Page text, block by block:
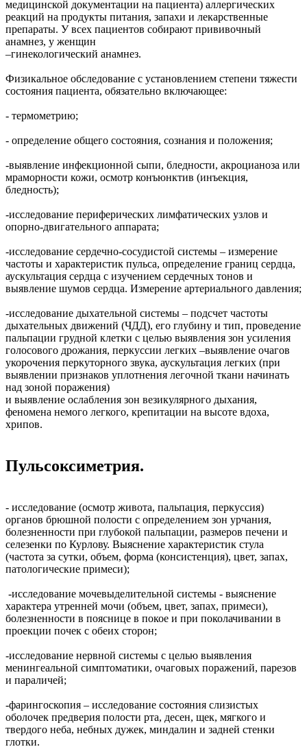
медицинской документации на пациента) аллергических
реакций на продукты питания, запахи и лекарственные
препараты. У всех пациентов собирают прививочный
анамнез, у женщин
–гинекологический анамнез.
Физикальное обследование с установлением степени тяжести
состояния пациента, обязательно включающее:
- термометрию;
- определение общего состояния, сознания и положения;
-выявление инфекционной сыпи, бледности, акроцианоза или
мраморности кожи, осмотр конъюнктив (инъекция,
бледность);
-исследование периферических лимфатических узлов и
опорно-двигательного аппарата;
-исследование сердечно-сосудистой системы – измерение
частоты и характеристик пульса, определение границ сердца,
аускультация сердца с изучением сердечных тонов и
выявление шумов сердца. Измерение артериального давления;
-исследование дыхательной системы – подсчет частоты
дыхательных движений (ЧДД), его глубину и тип, проведение
пальпации грудной клетки с целью выявления зон усиления
голосового дрожания, перкуссии легких –выявление очагов
укорочения перкуторного звука, аускультация легких (при
выявлении признаков уплотнения легочной ткани начинать
над зоной поражения)
и выявление ослабления зон везикулярного дыхания,
феномена немого легкого, крепитации на высоте вдоха,
хрипов.
Пульсоксиметрия.
- исследование (осмотр живота, пальпация, перкуссия)
органов брюшной полости с определением зон урчания,
болезненности при глубокой пальпации, размеров печени и
селезенки по Курлову. Выяснение характеристик стула
(частота за сутки, объем, форма (консистенция), цвет, запах,
патологические примеси);
-исследование мочевыделительной системы - выяснение
характера утренней мочи (объем, цвет, запах, примеси),
болезненности в пояснице в покое и при поколачивании в
проекции почек с обеих сторон;
-исследование нервной системы с целью выявления
менингеальной симптоматики, очаговых поражений, парезов
и параличей;
-фарингоскопия – исследование состояния слизистых
оболочек предверия полости рта, десен, щек, мягкого и
твердого неба, небных дужек, миндалин и задней стенки
глотки.